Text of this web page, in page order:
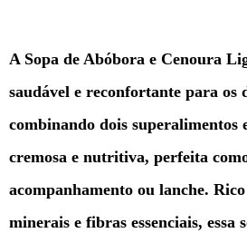
A Sopa de Abóbora e Cenoura
saudável e reconfortante para os
combinando dois superalimentos
cremosa e nutritiva, perfeita
acompanhamento ou lanche.
minerais e fibras essenciais, essa